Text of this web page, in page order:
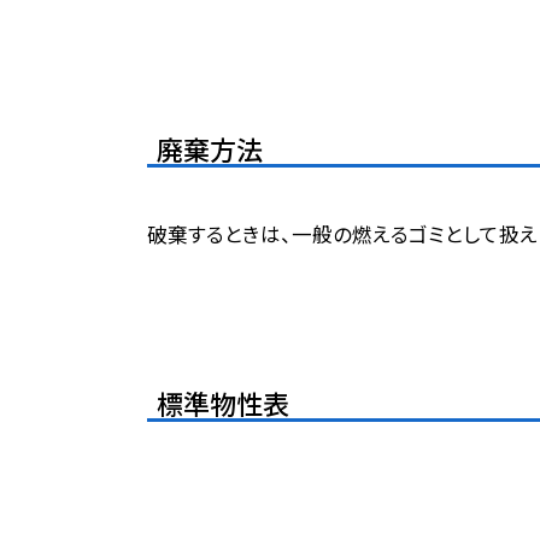
廃棄方法
破棄するときは、一般の燃えるゴミとして扱え
標準物性表